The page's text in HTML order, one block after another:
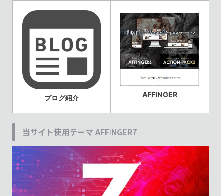
ブログ紹介 AFFINGER
当サイト使用テーマ AFFINGER7